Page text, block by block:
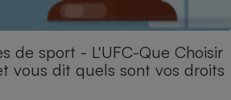
de sport - L'UFC-Que Choisir
vous dit quels sont vos droits